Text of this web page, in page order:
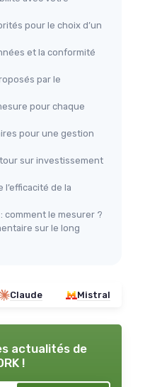
pour le choix d’un
et la conformité
par le
pour chaque
pour une gestion
sur investissement
de la
comment le mesurer ?
sur le long
Claude Mistral
actualités de
!